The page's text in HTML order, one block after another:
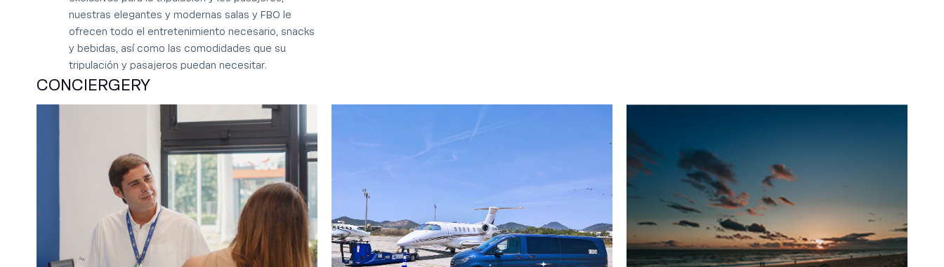
nuestras elegantes y modernas salas y FBO le
ofrecen todo el entretenimiento necesario, snacks
y bebidas, así como las comodidades que su
tripulación y pasajeros puedan necesitar.
CONCIERGERY